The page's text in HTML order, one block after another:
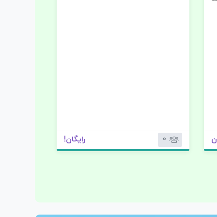
0 رایگان!